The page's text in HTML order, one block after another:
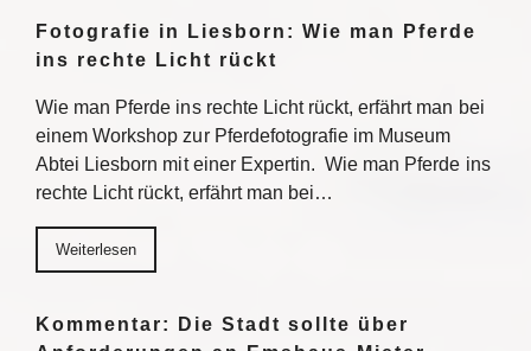
Fotografie in Liesborn: Wie man Pferde
ins rechte Licht rückt
Wie man Pferde ins rechte Licht rückt, erfährt man bei
einem Workshop zur Pferdefotografie im Museum
Abtei Liesborn mit einer Expertin. Wie man Pferde ins
rechte Licht rückt, erfährt man bei…
Weiterlesen
Kommentar: Die Stadt sollte über